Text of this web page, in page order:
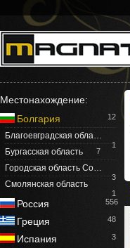
Местонахождение:
Болгария
12
Благоевградская обла…
1
Бургасская область 7
Городская область Со…
3
Смолянская область
1
Россия 556
Греция 48
Испания 3